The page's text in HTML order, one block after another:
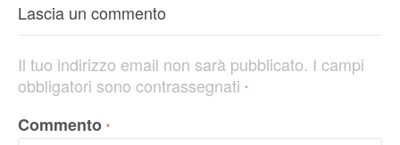
Lascia un commento
Il tuo indirizzo email non sarà pubblicato. I campi
obbligatori sono contrassegnati *
Commento *